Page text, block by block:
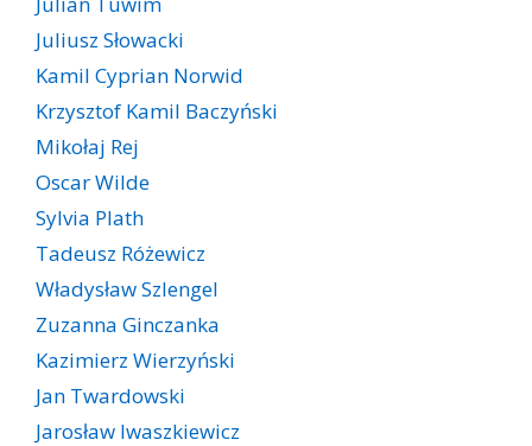
Juliusz Słowacki
Kamil Cyprian Norwid
Krzysztof Kamil Baczyński
Mikołaj Rej
Oscar Wilde
Sylvia Plath
Tadeusz Różewicz
Władysław Szlengel
Zuzanna Ginczanka
Kazimierz Wierzyński
Jan Twardowski
Jarosław Iwaszkiewicz